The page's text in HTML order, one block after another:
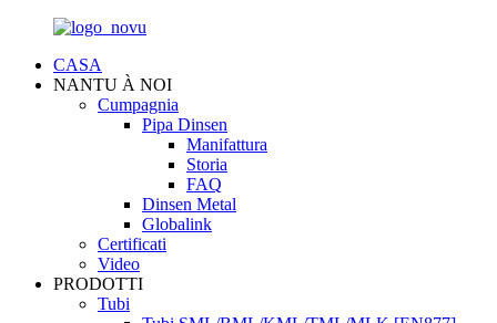
CASA
NANTU À NOI
Cumpagnia
Pipa Dinsen
Manifattura
Storia
FAQ
Dinsen Metal
Globalink
Certificati
Video
PRODOTTI
Tubi